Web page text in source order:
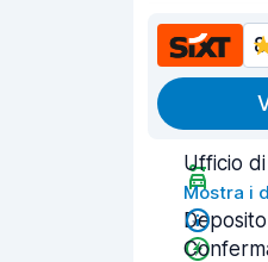
Ufficio
Mostra i